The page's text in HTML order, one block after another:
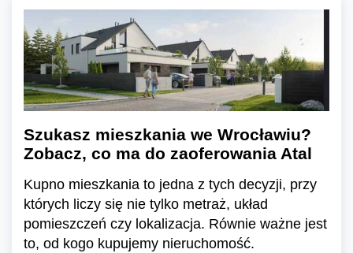
Szukasz mieszkania we Wrocławiu?
Zobacz, co ma do zaoferowania Atal
Kupno mieszkania to jedna z tych decyzji, przy
których liczy się nie tylko metraż, układ
pomieszczeń czy lokalizacja. Równie ważne jest
to, od kogo kupujemy nieruchomość.